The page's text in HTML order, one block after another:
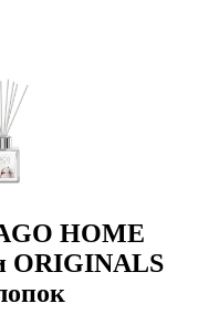
HOME
ORIGINALS